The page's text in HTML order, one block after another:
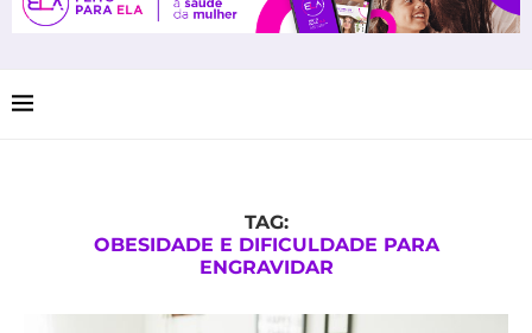
TAG:
OBESIDADE E DIFICULDADE PARA
ENGRAVIDAR